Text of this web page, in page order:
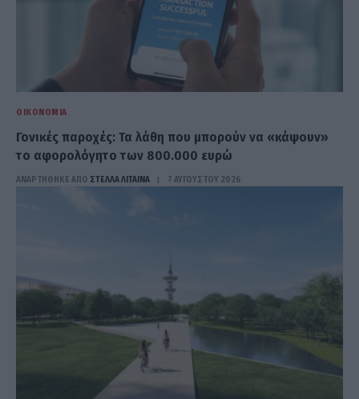
ΟΙΚΟΝΟΜΊΑ
Γονικές παροχές: Τα λάθη που μπορούν να «κάψουν»
το αφορολόγητο των 800.000 ευρώ
ΑΝΑΡΤΗΘΗΚΕ ΑΠΟ ΣΤΈΛΛΑ ΛΊΤΑΙΝΑ 7 ΑΥΓΟΎΣΤΟΥ 2026